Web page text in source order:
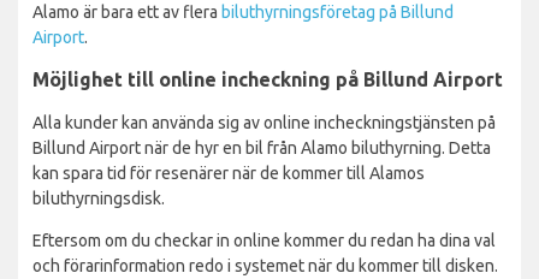
Alamo är bara ett av flera biluthyrningsföretag på Billund
Airport.
Möjlighet till online incheckning på Billund Airport
Alla kunder kan använda sig av online incheckningstjänsten på
Billund Airport när de hyr en bil från Alamo biluthyrning. Detta
kan spara tid för resenärer när de kommer till Alamos
biluthyrningsdisk.
Eftersom om du checkar in online kommer du redan ha dina val
och förarinformation redo i systemet när du kommer till disken.